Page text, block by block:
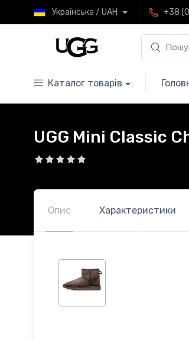
Українська / UAH +38
Каталог товарів
UGG Mini Classic
Опис Характеристики